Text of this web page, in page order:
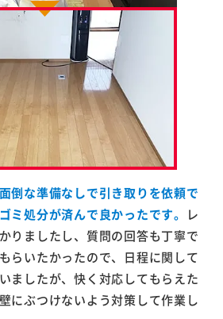
倒な準備なしで引き取りを依頼で
ミ処分が済んで良かったです。
レ
りましたし、質問の回答も丁寧で
らいたかったので、日程に関して
ましたが、快く対応してもらえた
にぶつけないよう対策して作業し